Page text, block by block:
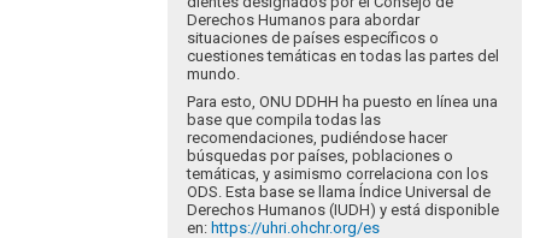
Derechos Humanos para abordar
situaciones de países específicos o
cuestiones temáticas en todas las partes del
mundo.
Para esto, ONU DDHH ha puesto en línea una
base que compila todas las
recomendaciones, pudiéndose hacer
búsquedas por países, poblaciones o
temáticas, y asimismo correlaciona con los
ODS. Esta base se llama Índice Universal de
Derechos Humanos (IUDH) y está disponible
en: https://uhri.ohchr.org/es